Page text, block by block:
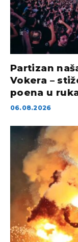
Partizan
Vokera –
poena u
06.08.2026